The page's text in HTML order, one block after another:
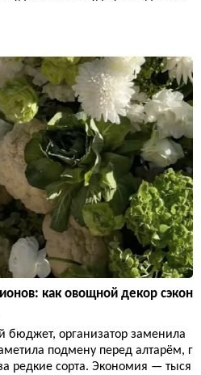
как овощной декор сэкон
бюджет, организатор заменила
подмену перед алтарём, г
редкие сорта. Экономия — тыся